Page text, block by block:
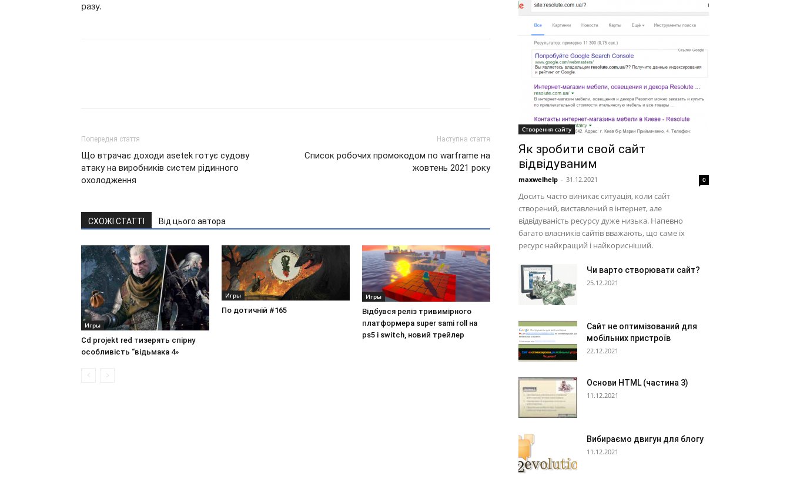
разу.
Попередня стаття
Що втрачає доходи asetek готує судову
атаку на виробників систем рідинного
охолодження
Наступна стаття
Список робочих промокодом по warframe на
жовтень 2021 року
СХОЖІ СТАТТІ Від цього автора
Игры
Cd projekt red тизерять спірну
особливість “відьмака 4»
Игры
По дотичній #165
Игры
Відбувся реліз тривимірного
платформера super sami roll на
ps5 і switch, новий трейлер
Створення сайту
Як зробити свой сайт
відвідуваним
maxwelhelp - 31.12.2021 0
Досить часто виникає ситуація, коли сайт
створений, виставлений в інтернет, але
відвідуваність ресурсу дуже низька. Напевно
багато власників сайтів вважають, що саме їх
ресурс найкращий і найкорисніший.
Чи варто створювати сайт?
25.12.2021
Сайт не оптимізований для
мобільних пристроїв
22.12.2021
Основи HTML (частина 3)
11.12.2021
Вибираємо двигун для блогу
11.12.2021